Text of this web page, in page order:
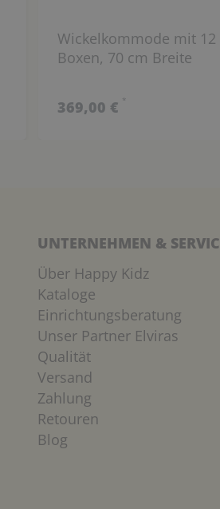
Wickelkommode mit 12
Boxen, 70 cm Breite
369,00 € *
UNTERNEHMEN &
Über Happy Kidz
Kataloge
Einrichtungsberatung
Unser Partner Elviras
Qualität
Versand
Zahlung
Retouren
Blog